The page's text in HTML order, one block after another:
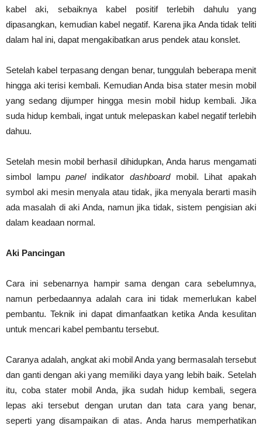
kabel aki, sebaiknya kabel positif terlebih dahulu yang
dipasangkan, kemudian kabel negatif. Karena jika Anda tidak teliti
dalam hal ini, dapat mengakibatkan arus pendek atau konslet.
Setelah kabel terpasang dengan benar, tunggulah beberapa menit
hingga aki terisi kembali. Kemudian Anda bisa stater mesin mobil
yang sedang dijumper hingga mesin mobil hidup kembali. Jika
suda hidup kembali, ingat untuk melepaskan kabel negatif terlebih
dahuu.
Setelah mesin mobil berhasil dihidupkan, Anda harus mengamati
simbol lampupanelindikator dashboardmobil. Lihat apakah
symbol aki mesin menyala atau tidak, jika menyala berarti masih
ada masalah di aki Anda, namun jika tidak, sistem pengisian aki
dalam keadaan normal.
Aki Pancingan
Cara ini sebenarnya hampir sama dengan cara sebelumnya,
namun perbedaannya adalah cara ini tidak memerlukan kabel
pembantu. Teknik ini dapat dimanfaatkan ketika Anda kesulitan
untuk mencari kabel pembantu tersebut.
Caranya adalah, angkat aki mobil Anda yang bermasalah tersebut
dan ganti dengan aki yang memiliki daya yang lebih baik. Setelah
itu, coba stater mobil Anda, jika sudah hidup kembali, segera
lepas aki tersebut dengan urutan dan tata cara yang benar,
seperti yang disampaikan di atas. Anda harus memperhatikan